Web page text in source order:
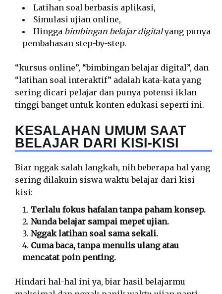
Latihan soal berbasis aplikasi,
Simulasi ujian online,
Hingga bimbingan belajar digitalyang punya
pembahasan step-by-step.
“kursus online”, “bimbingan belajar digital”, dan
“latihan soal interaktif” adalah kata-kata yang
sering dicari pelajar dan punya potensi iklan
tinggi banget untuk konten edukasi seperti ini.
KESALAHAN UMUM SAAT
BELAJAR DARI KISI-KISI
Biar nggak salah langkah, nih beberapa hal yang
sering dilakuin siswa waktu belajar dari kisi-
kisi:
Terlalu fokus hafalan tanpa paham konsep.
Nunda belajar sampai mepet ujian.
Nggak latihan soal sama sekali.
Cuma baca, tanpa menulis ulang atau
mencatat poin penting.
Hindari hal-hal ini ya, biar hasil belajarmu